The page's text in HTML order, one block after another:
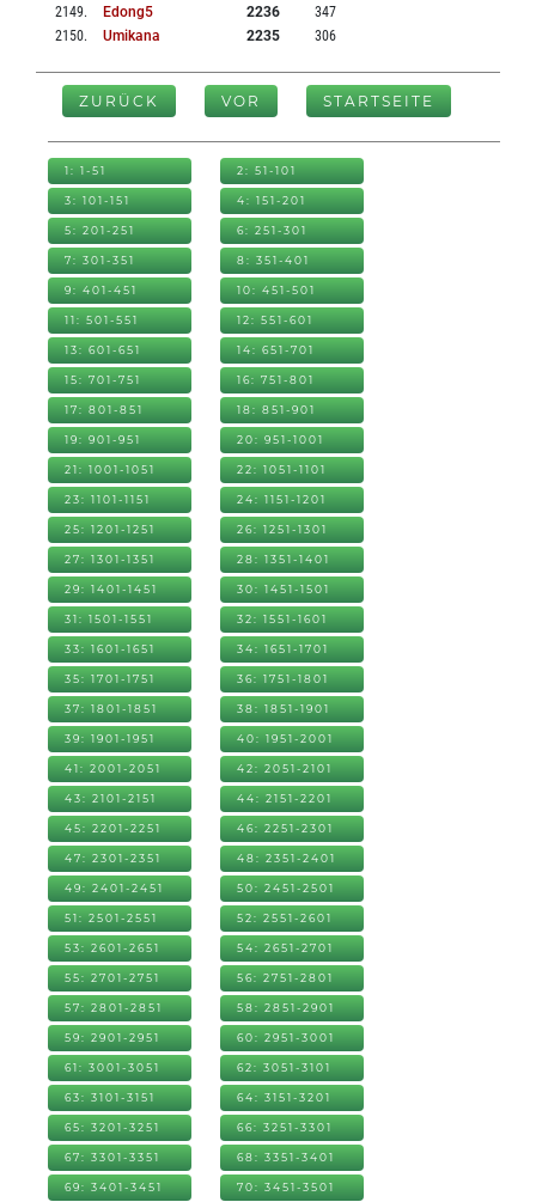
2149. Edong5 2236
347
2150. Umikana 2235 306
ZURÜCK VOR STARTSEITE
1: 1-51 2: 51-101
3: 101-151 4: 151-201
5: 201-251 6: 251-301
7: 301-351 8: 351-401
9: 401-451 10: 451-501
11: 501-551 12: 551-601
13: 601-651 14: 651-701
15: 701-751 16: 751-801
17: 801-851 18: 851-901
19: 901-951 20: 951-1001
21: 1001-1051 22: 1051-1101
23: 1101-1151 24: 1151-1201
25: 1201-1251 26: 1251-1301
27: 1301-1351 28: 1351-1401
29: 1401-1451 30: 1451-1501
31: 1501-1551 32: 1551-1601
33: 1601-1651 34: 1651-1701
35: 1701-1751 36: 1751-1801
37: 1801-1851 38: 1851-1901
39: 1901-1951 40: 1951-2001
41: 2001-2051 42: 2051-2101
43: 2101-2151 44: 2151-2201
45: 2201-2251 46: 2251-2301
47: 2301-2351 48: 2351-2401
49: 2401-2451 50: 2451-2501
51: 2501-2551 52: 2551-2601
53: 2601-2651 54: 2651-2701
55: 2701-2751 56: 2751-2801
57: 2801-2851 58: 2851-2901
59: 2901-2951 60: 2951-3001
61: 3001-3051 62: 3051-3101
63: 3101-3151 64: 3151-3201
65: 3201-3251 66: 3251-3301
67: 3301-3351 68: 3351-3401
69: 3401-3451 70: 3451-3501